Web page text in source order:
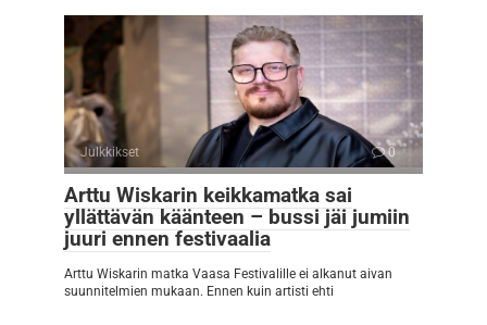
Julkkikset 0
Arttu Wiskarin keikkamatka sai
yllättävän käänteen – bussi jäi jumiin
juuri ennen festivaalia
Arttu Wiskarin matka Vaasa Festivalille ei alkanut aivan
suunnitelmien mukaan. Ennen kuin artisti ehti